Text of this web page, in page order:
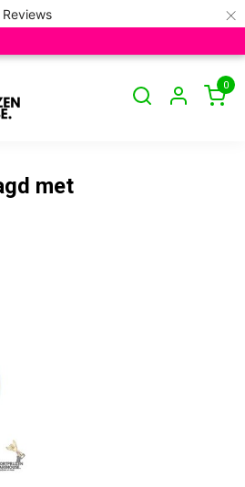
Reviews ×
0
met